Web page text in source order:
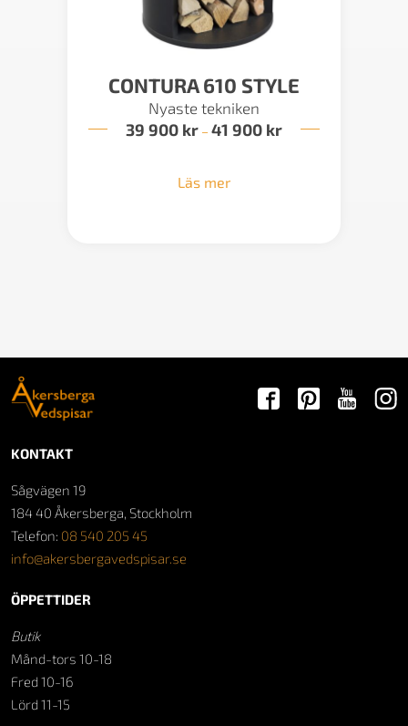
CONTURA 610 STYLE
Nyaste tekniken
39 900 kr – 41 900 krPrisintervall:
Läs mer
KONTAKT
Sågvägen 19
184 40 Åkersberga, Stockholm
Telefon: 08 540 205 45
info@akersbergavedspisar.se
ÖPPETTIDER
Butik
Månd-tors 10-18
Fred 10-16
Lörd 11-15